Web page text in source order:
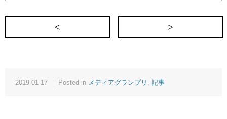
2019-01-17 ｜ Posted in メディアグランプリ 記事